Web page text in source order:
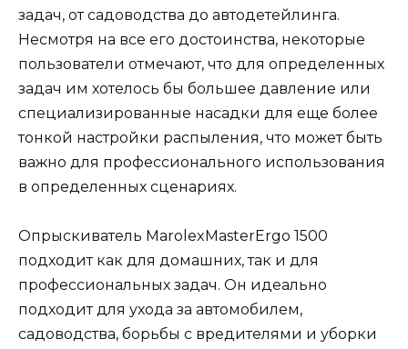
задач, от садоводства до автодетейлинга.
Несмотря на все его достоинства, некоторые
пользователи отмечают, что для определенных
задач им хотелось бы большее давление или
специализированные насадки для еще более
тонкой настройки распыления, что может быть
важно для профессионального использования
в определенных сценариях.
Опрыскиватель MarolexMasterErgo 1500
подходит как для домашних, так и для
профессиональных задач. Он идеально
подходит для ухода за автомобилем,
садоводства, борьбы с вредителями и уборки